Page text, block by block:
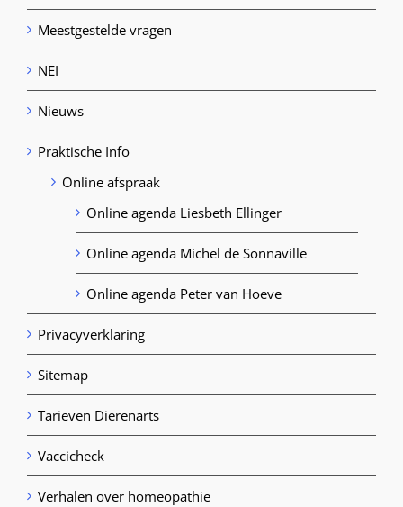
Meestgestelde vragen
NEI
Nieuws
Praktische Info
Online afspraak
Online agenda Liesbeth Ellinger
Online agenda Michel de Sonnaville
Online agenda Peter van Hoeve
Privacyverklaring
Sitemap
Tarieven Dierenarts
Vaccicheck
Verhalen over homeopathie